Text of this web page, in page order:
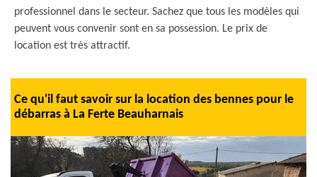
professionnel dans le secteur. Sachez que tous les modèles qui
peuvent vous convenir sont en sa possession. Le prix de
location est très attractif.
Ce qu'il faut savoir sur la location des bennes pour le
débarras à La Ferte Beauharnais